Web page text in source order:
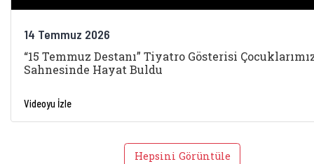
14 Temmuz 2026
“15 Temmuz Destanı” Tiyatro Gösterisi
Sahnesinde Hayat Buldu
Videoyu İzle
Hepsini Görüntüle